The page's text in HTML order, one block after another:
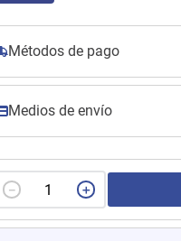
Métodos de pago
Medios de envío
＋
－